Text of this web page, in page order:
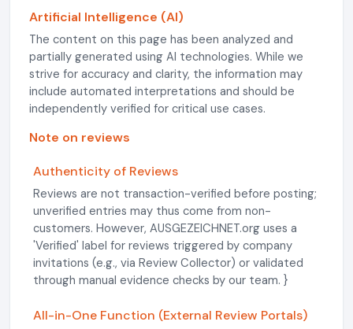
Artificial Intelligence (AI)
The content on this page has been analyzed and
partially generated using AI technologies. While we
strive for accuracy and clarity, the information may
include automated interpretations and should be
independently verified for critical use cases.
Note on reviews
Authenticity of Reviews
Reviews are not transaction-verified before posting;
unverified entries may thus come from non-
customers. However, AUSGEZEICHNET.org uses a
'Verified' label for reviews triggered by company
invitations (e.g., via Review Collector) or validated
through manual evidence checks by our team. }
All-in-One Function (External Review Portals)